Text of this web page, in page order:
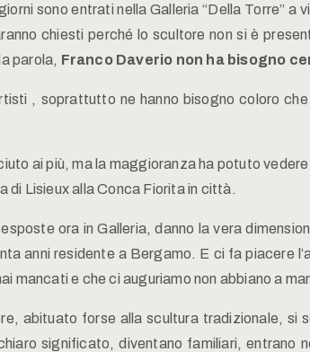
sono entrati nella Galleria “Della Torre”
chiesti perché lo scultore non si è
parola, Franco Daverio non ha bisogno
, soprattutto ne hanno bisogno coloro
ai più, ma la maggioranza ha potuto
di Lisieux alla Conca Fiorita in città.
ora in Galleria, danno la vera
anni residente a Bergamo. E ci fa piacere
mancati e che ci auguriamo non abbiano a
abituato forse alla scultura tradizionale,
significato, diventano familiari, entrano